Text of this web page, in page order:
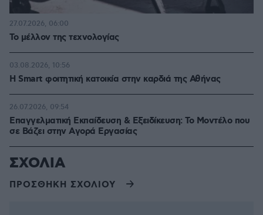
Το μέλλον της τεχνολογίας
27.07.2026, 06:00
Η Smart φοιτητική κατοικία στην καρδιά της Αθήνας
03.08.2026, 10:56
Επαγγελματική Εκπαίδευση & Εξειδίκευση: Το Mοντέλο που
σε Bάζει στην Aγορά Eργασίας
26.07.2026, 09:54
ΣΧΟΛΙΑ
ΠΡΟΣΘΗΚΗ ΣΧΟΛΙΟΥ